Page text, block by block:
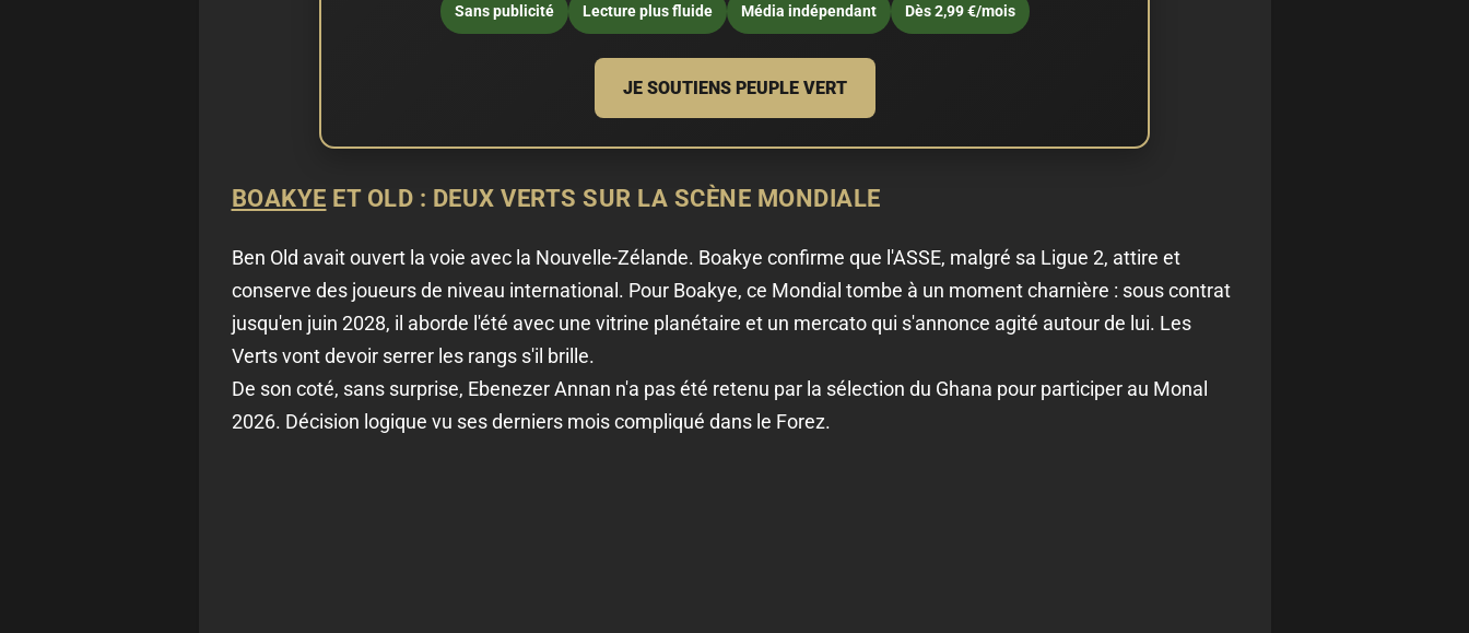
Sans publicité Lecture plus fluide Média indépendant Dès 2,99 €/mois
JE SOUTIENS PEUPLE VERT
BOAKYE ET OLD : DEUX VERTS SUR LA SCÈNE MONDIALE
Ben Old avait ouvert la voie avec la Nouvelle-Zélande. Boakye confirme que l'ASSE, malgré sa Ligue 2, attire et
conserve des joueurs de niveau international. Pour Boakye, ce Mondial tombe à un moment charnière : sous contrat
jusqu'en juin 2028, il aborde l'été avec une vitrine planétaire et un mercato qui s'annonce agité autour de lui. Les
Verts vont devoir serrer les rangs s'il brille.
De son coté, sans surprise, Ebenezer Annan n'a pas été retenu par la sélection du Ghana pour participer au Monal
2026. Décision logique vu ses derniers mois compliqué dans le Forez.